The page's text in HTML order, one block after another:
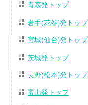
青森発トップ
岩手(花巻)発トップ
宮城(仙台)発トップ
茨城発トップ
長野(松本)発トップ
富山発トップ